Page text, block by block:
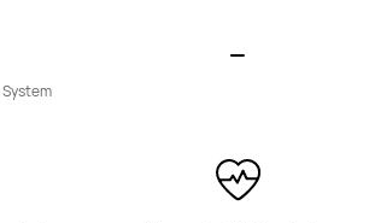
Benachrichtigt mich
System